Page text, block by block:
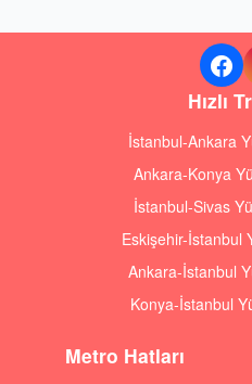
Hızlı
İstanbul-Ankara
Ankara-Konya
İstanbul-Sivas
Eskişehir-İstanbul
Ankara-İstanbul
Konya-İstanbul
Metro Hatları